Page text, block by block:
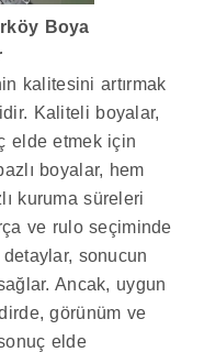
Boya
kalitesini artırmak
Kaliteli boyalar,
elde etmek için
boyalar, hem
kuruma süreleri
ve rulo seçiminde
sonucun
Ancak, uygun
görünüm ve
elde